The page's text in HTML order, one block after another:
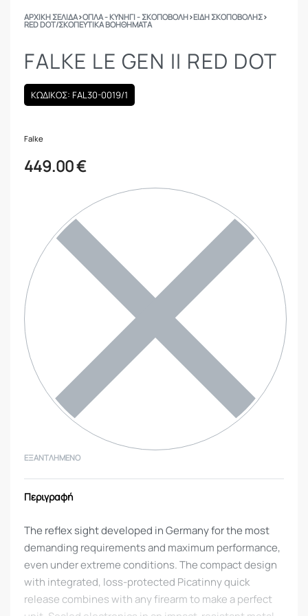
ΑΡΧΙΚΉ ΣΕΛΊΔΑ›ΟΠΛΑ - ΚΥΝΗΓΙ - ΣΚΟΠΟΒΟΛΗ›ΕΙΔΗ ΣΚΟΠΟΒΟΛΗΣ›
RED DOT/ΣΚΟΠΕΥΤΙΚΆ ΒΟΗΘΉΜΑΤΑ
FALKE LE GEN II RED DOT
ΚΩΔΙΚΟΣ: FAL30-0019/1
Falke
449.00€
ΕΞΑΝΤΛΗΜΈΝΟ
Περιγραφή
The reflex sight developed in Germany for the most
demanding requirements and maximum performance,
even under extreme conditions. The compact design
with integrated, loss-protected Picatinny quick
release combines with any firearm to make a perfect